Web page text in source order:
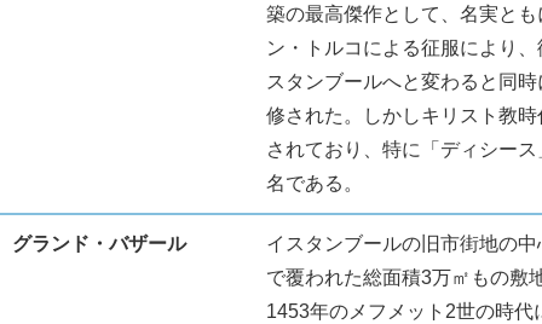
築の最高傑作として、名実と
ン・トルコによる征服により
スタンブールへと変わると同
修された。しかしキリスト教
されており、特に「ディシー
名である。
グランド・バザール
イスタンブールの旧市街地の
で覆われた総面積3万㎡もの敷
1453年のメフメット2世の時